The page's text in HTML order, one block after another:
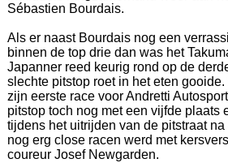
Sébastien Bourdais.
Als er naast Bourdais nog een
binnen de top drie dan was het
Japanner reed keurig rond op de
slechte pitstop roet in het eten
zijn eerste race voor Andretti
pitstop toch nog met een vijfde plaats
tijdens het uitrijden van de pitstraat
nog erg close racen werd met
coureur Josef Newgarden.